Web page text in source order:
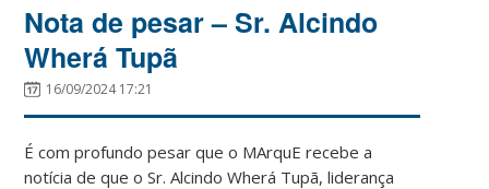
Nota de pesar – Sr. Alcindo
Wherá Tupã
16/09/2024 17:21
É com profundo pesar que o MArquE recebe a
notícia de que o Sr. Alcindo Wherá Tupã, liderança